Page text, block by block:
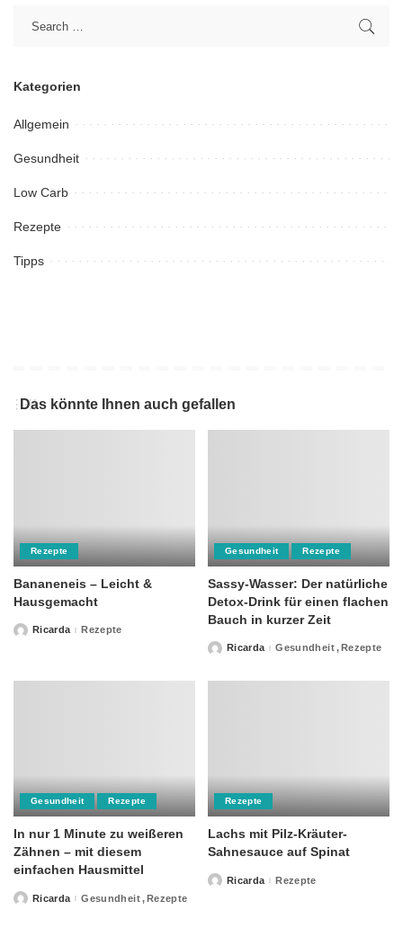
Kategorien
Allgemein
Gesundheit
Low Carb
Rezepte
Tipps
Das könnte Ihnen auch gefallen
Rezepte
Bananeneis – Leicht &
Hausgemacht
PostedRicarda Rezepte
Gesundheit Rezepte
Sassy-Wasser: Der natürliche
Detox-Drink für einen flachen
Bauch in kurzer Zeit
PostedRicarda Gesundheit Rezepte
Gesundheit Rezepte
In nur 1 Minute zu weißeren
Zähnen – mit diesem
einfachen Hausmittel
PostedRicarda Gesundheit Rezepte
Rezepte
Lachs mit Pilz-Kräuter-
Sahnesauce auf Spinat
PostedRicarda Rezepte